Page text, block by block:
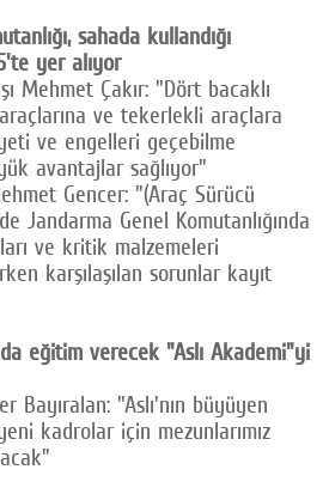
sahada kullandığı
yer alıyor
Mehmet Çakır: "Dört bacaklı
ve tekerlekli araçlara
ve engelleri geçebilme
avantajlar sağlıyor"
Gencer: "(Araç Sürücü
Jandarma Genel Komutanlığında
ve kritik malzemeleri
karşılaşılan sorunlar kayıt
eğitim verecek "Aslı Akademi"yi
Bayıralan: "Aslı'nın büyüyen
kadrolar için mezunlarımız